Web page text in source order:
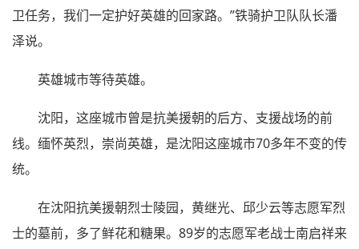
卫任务，我们一定护好英雄的回家路。”铁骑护卫队队长潘
泽说。
英雄城市等待英雄。
沈阳，这座城市曾是抗美援朝的后方、支援战场的前
线。缅怀英烈，崇尚英雄，是沈阳这座城市70多年不变的传
统。
在沈阳抗美援朝烈士陵园，黄继光、邱少云等志愿军烈
士的墓前，多了鲜花和糖果。89岁的志愿军老战士南启祥来